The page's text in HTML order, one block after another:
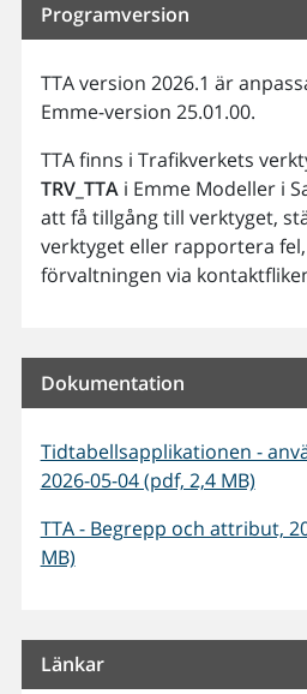
Programversion
TTA version 2026.1 är
Emme-version 25.01.00.
TTA finns i Trafikverkets
TRV_TTAi Emme Modeller i
att få tillgång till verktyget,
verktyget eller rapportera
förvaltningen via
Dokumentation
Tidtabellsapplikationen -
2026-05-04 (pdf, 2,4 MB)
TTA - Begrepp och attribut,
MB)
Länkar